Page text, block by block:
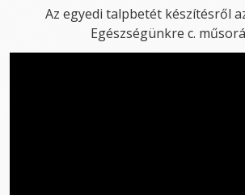
Az egyedi talpbetét készítésről
Egészségünkre c.